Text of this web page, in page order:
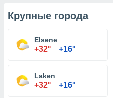
Крупные города
Elsene
+32° +16°
Laken
+32° +16°